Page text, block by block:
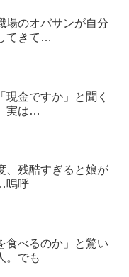
場のオバサンが自分
てきて…
現金ですか」と聞く
実は…
、残酷すぎると娘が
嗚呼
食べるのか」と驚い
。でも